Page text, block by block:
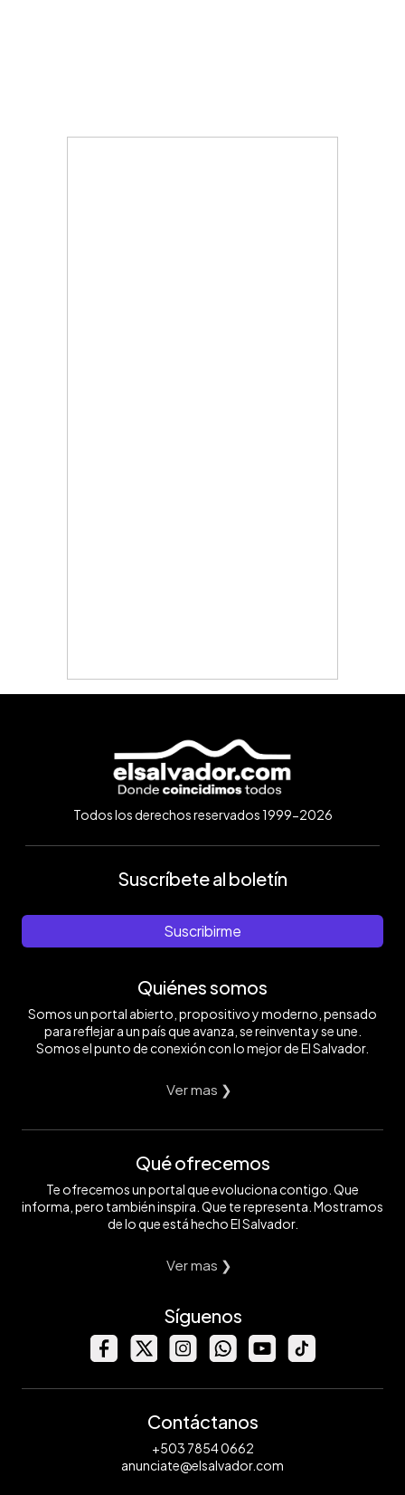
Todos los derechos reservados 1999-2026
Suscríbete al boletín
Suscribirme
Quiénes somos
Somos un portal abierto, propositivo y moderno, pensado
para reflejar a un país que avanza, se reinventa y se une.
Somos el punto de conexión con lo mejor de El Salvador.
Ver mas ❯
Qué ofrecemos
Te ofrecemos un portal que evoluciona contigo. Que
informa, pero también inspira. Que te representa. Mostramos
de lo que está hecho El Salvador.
Ver mas ❯
Síguenos
Contáctanos
+503 7854 0662
anunciate@elsalvador.com